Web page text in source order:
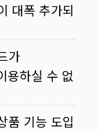
대폭 추가되
가
용하실 수 없
품 기능 도입